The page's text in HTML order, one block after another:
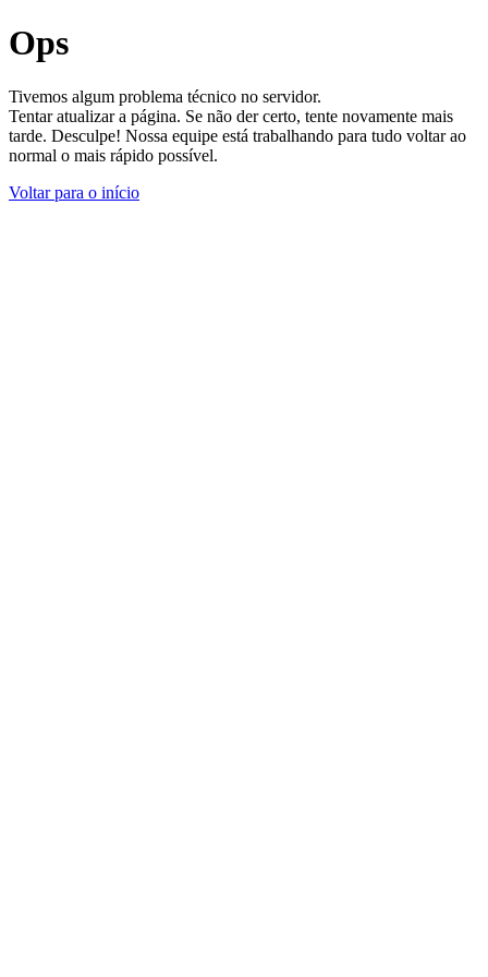
Ops
Tivemos algum problema técnico no servidor.
Tentar atualizar a página. Se não der certo, tente novamente mais
tarde. Desculpe! Nossa equipe está trabalhando para tudo voltar ao
normal o mais rápido possível.
Voltar para o início